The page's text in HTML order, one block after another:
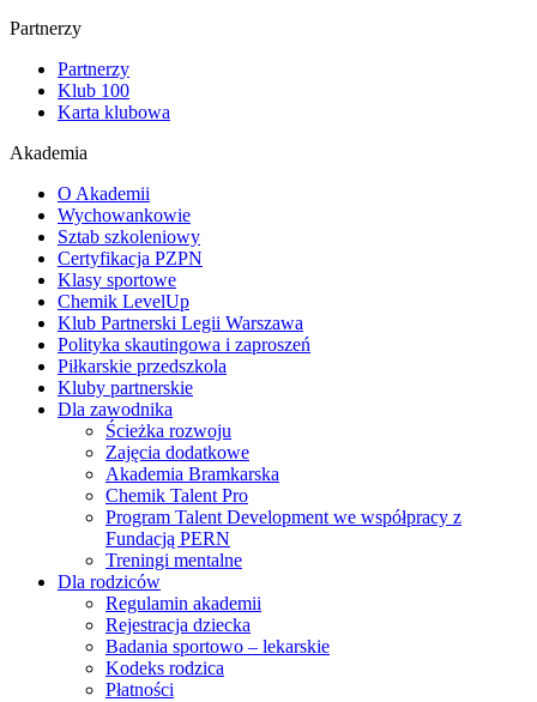
Partnerzy
Partnerzy
Klub 100
Karta klubowa
Akademia
O Akademii
Wychowankowie
Sztab szkoleniowy
Certyfikacja PZPN
Klasy sportowe
Chemik LevelUp
Klub Partnerski Legii Warszawa
Polityka skautingowa i zaproszeń
Piłkarskie przedszkola
Kluby partnerskie
Dla zawodnika
Ścieżka rozwoju
Zajęcia dodatkowe
Akademia Bramkarska
Chemik Talent Pro
Program Talent Development we współpracy z
Fundacją PERN
Treningi mentalne
Dla rodziców
Regulamin akademii
Rejestracja dziecka
Badania sportowo – lekarskie
Kodeks rodzica
Płatności